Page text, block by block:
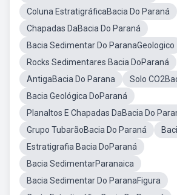
Coluna EstratigráficaBacia Do Paraná
Chapadas DaBacia Do Paraná
Bacia Sedimentar Do ParanaGeologico
Rocks Sedimentares Bacia DoParaná
AntigaBacia Do Parana
Solo
Bacia Geológica DoParaná
Planaltos E Chapadas DaBacia Do
Grupo TubarãoBacia Do Paraná
Estratigrafia Bacia DoParaná
Bacia SedimentarParanaica
Bacia Sedimentar Do ParanaFigura